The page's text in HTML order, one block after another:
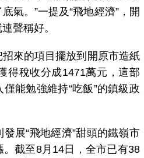
氣。”一提及“飛地經濟”，開
聲稱好。
來的項目擺放到開原市造紙
得稅收分成1471萬元，這部
能勉強維持“吃飯”的鎮級政
“飛地經濟”甜頭的鐵嶺市
截至8月14日，全市已有38